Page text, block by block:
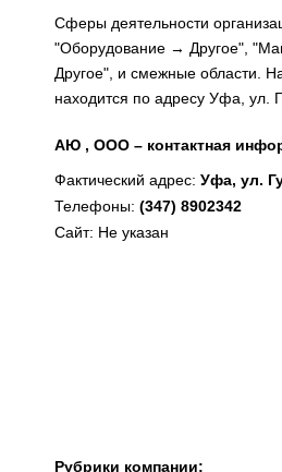
Сферы деятельности
"Оборудование → Другое",
Другое", и смежные области.
находится по адресу Уфа, ул.
АЮ , ООО – контактная
Фактический адрес: Уфа, ул.
Телефоны: (347) 8902342
Сайт: Не указан
Рубрики компании: